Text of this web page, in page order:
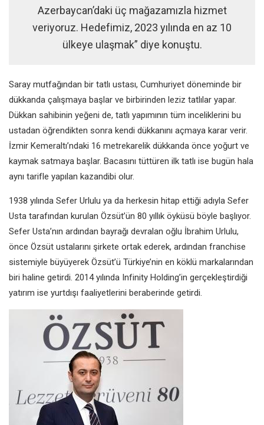
Azerbaycan’daki üç mağazamızla hizmet
veriyoruz. Hedefimiz, 2023 yılında en az 10
ülkeye ulaşmak” diye konuştu.
Saray mutfağından bir tatlı ustası, Cumhuriyet döneminde bir
dükkanda çalışmaya başlar ve birbirinden leziz tatlılar yapar.
Dükkan sahibinin yeğeni de, tatlı yapımının tüm inceliklerini bu
ustadan öğrendikten sonra kendi dükkanını açmaya karar verir.
İzmir Kemeraltı’ndaki 16 metrekarelik dükkanda önce yoğurt ve
kaymak satmaya başlar. Bacasını tüttüren ilk tatlı ise bugün hala
aynı tarifle yapılan kazandibi olur.
1938 yılında Sefer Urlulu ya da herkesin hitap ettiği adıyla Sefer
Usta tarafından kurulan Özsüt’ün 80 yıllık öyküsü böyle başlıyor.
Sefer Usta’nın ardından bayrağı devralan oğlu İbrahim Urlulu,
önce Özsüt ustalarını şirkete ortak ederek, ardından franchise
sistemiyle büyüyerek Özsüt’ü Türkiye’nin en köklü markalarından
biri haline getirdi. 2014 yılında Infinity Holding’in gerçekleştirdiği
yatırım ise yurtdışı faaliyetlerini beraberinde getirdi.